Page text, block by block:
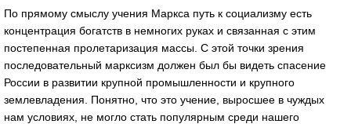
По прямому смыслу учения Маркса путь к социализму есть
концентрация богатств в немногих руках и связанная с этим
постепенная пролетаризация массы. С этой точки зрения
последовательный марксизм должен был бы видеть спасение
России в развитии крупной промышленности и крупного
землевладения. Понятно, что это учение, выросшее в чуждых
нам условиях, не могло стать популярным среди нашего